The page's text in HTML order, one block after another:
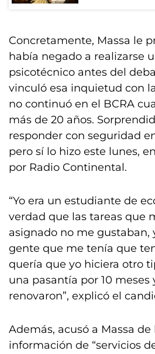
Concretamente, Massa le
había negado a realizarse
psicotécnico antes del
vinculó esa inquietud con
no continuó en el BCRA
más de 20 años.
responder con seguridad
pero sí lo hizo este lunes,
por Radio Continental.
“Yo era un estudiante de
verdad que las tareas que
asignado no me gustaban,
gente que me tenía que
quería que yo hiciera otro
una pasantía por 10 meses
renovaron”, explicó el
Además, acusó a Massa
información de “servicios